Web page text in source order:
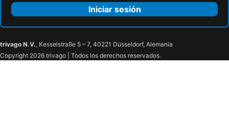
Iniciar sesión
trivago N.V., Kesselstraße 5 – 7, 40221 Düsseldorf, Alemania
Copyright 2026 trivago | Todos los derechos reservados.